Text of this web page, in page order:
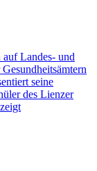
Landes- und
seine
des Lienzer